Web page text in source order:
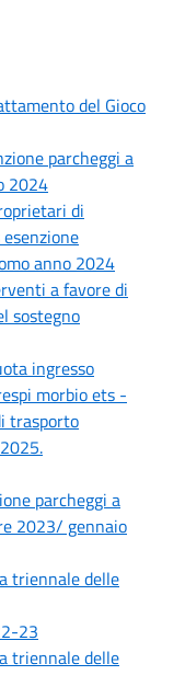
del Gioco
parcheggi a
2024
di
anno 2024
a favore di
sostegno
ingresso
morbio ets -
trasporto
parcheggi a
2023/ gennaio
triennale delle
23
triennale delle